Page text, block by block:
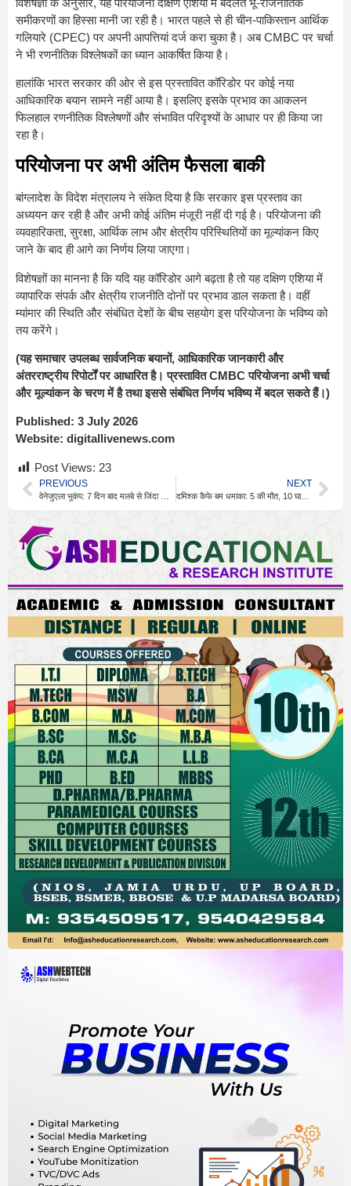
समीकरणों का हिस्सा मानी जा रही है। भारत पहले से ही चीन-पाकिस्तान आर्थिक
गलियारे (CPEC) पर अपनी आपत्तियां दर्ज करा चुका है। अब CMBC पर चर्चा
ने भी रणनीतिक विश्लेषकों का ध्यान आकर्षित किया है।
हालांकि भारत सरकार की ओर से इस प्रस्तावित कॉरिडोर पर कोई नया
आधिकारिक बयान सामने नहीं आया है। इसलिए इसके प्रभाव का आकलन
फिलहाल रणनीतिक विश्लेषणों और संभावित परिदृश्यों के आधार पर ही किया जा
रहा है।
परियोजना पर अभी अंतिम फैसला बाकी
बांग्लादेश के विदेश मंत्रालय ने संकेत दिया है कि सरकार इस प्रस्ताव का
अध्ययन कर रही है और अभी कोई अंतिम मंजूरी नहीं दी गई है। परियोजना की
व्यवहारिकता, सुरक्षा, आर्थिक लाभ और क्षेत्रीय परिस्थितियों का मूल्यांकन किए
जाने के बाद ही आगे का निर्णय लिया जाएगा।
विशेषज्ञों का मानना है कि यदि यह कॉरिडोर आगे बढ़ता है तो यह दक्षिण एशिया में
व्यापारिक संपर्क और क्षेत्रीय राजनीति दोनों पर प्रभाव डाल सकता है। वहीं
म्यांमार की स्थिति और संबंधित देशों के बीच सहयोग इस परियोजना के भविष्य को
तय करेंगे।
(यह समाचार उपलब्ध सार्वजनिक बयानों, आधिकारिक जानकारी और
अंतरराष्ट्रीय रिपोर्टों पर आधारित है। प्रस्तावित CMBC परियोजना अभी चर्चा
और मूल्यांकन के चरण में है तथा इससे संबंधित निर्णय भविष्य में बदल सकते हैं।)
Published: 3 July 2026
Website: digitallivenews.com
Post Views: 23
PREVIOUS NEXT
दमिश्क कैफे बम धमाका: 5 की मौत, 10 घायल, जांच जारी